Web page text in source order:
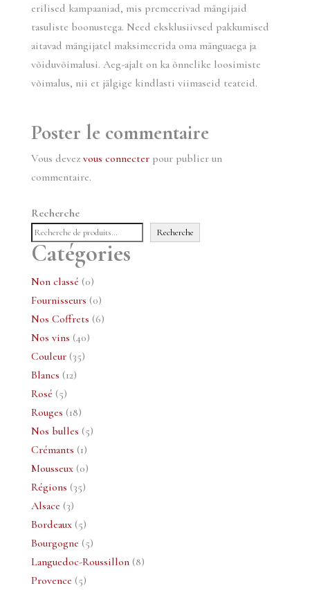
erilised kampaaniad, mis premeerivad mängijaid
tasuliste boonustega. Need eksklusiivsed pakkumised
aitavad mängijatel maksimeerida oma mänguaega ja
võiduvõimalusi. Aeg-ajalt on ka õnnelike loosimiste
võimalus, nii et jälgige kindlasti viimaseid teateid.
Poster le commentaire
Vous devez vous connecterpour publier un
commentaire.
Recherche
Recherche
Catégories
Non classé 00
produit
Fournisseurs 00
produit
Nos Coffrets 66
Nos vins 4040
Couleur 3535
Blancs 1212
Rosé 55
produits
Rouges 1818
produits
Nos bulles 55
Crémants 11
produit
Mousseux 00
produit
Régions 3535
Alsace 33
produits
Bordeaux 55
produits
Bourgogne 55
produits
Languedoc-Roussillon 88
Provence 55